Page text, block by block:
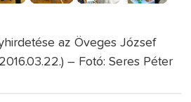
az Öveges József
– Fotó: Seres Péter